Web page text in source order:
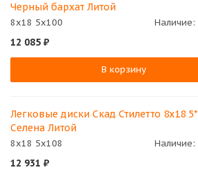
Черный бархат Литой
8x18 5x100 Наличие:
12 085 ₽
В корзину
Легковые диски Скад Стилетто 8x18
Селена Литой
8x18 5x108 Наличие:
12 931 ₽